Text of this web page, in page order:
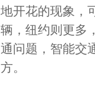
地开花的现象，
辆，纽约则更多
通问题，智能交
方。